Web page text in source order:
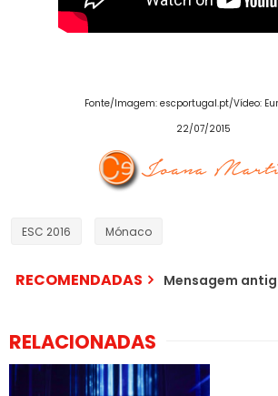
Fonte/Imagem: escportugal.pt/Vídeo:
22/07/2015
ESC 2016 Mónaco
RECOMENDADAS Mensagem
RELACIONADAS